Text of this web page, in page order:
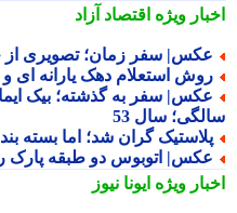
ویژهاقتصاد آزاد
سفر زمان؛ تصویری از خیابان 15 خرداد تهران در
استعلام دهک یارانه ای و
سال 53
گران شد؛ اما بسته بندی
اتوبوس دو طبقه پارک رویال
ویژهایونا نیوز